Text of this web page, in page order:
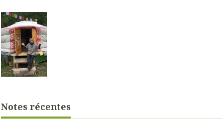
Notes récentes